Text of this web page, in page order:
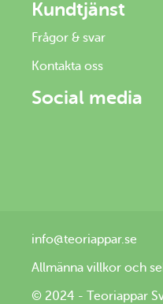
Kundtjänst
Frågor & svar
Kontakta oss
Social media
info@teoriappar.se
Allmänna villkor och
© 2024 - Teoriappar